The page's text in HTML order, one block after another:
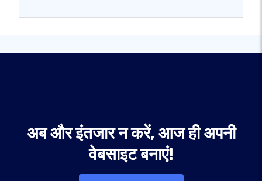
अब और इंतजार न करें, आज ही अपनी
वेबसाइट बनाएं!